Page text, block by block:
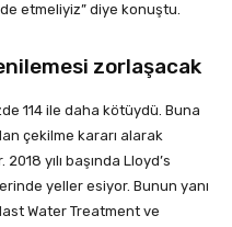
etmeliyiz” diye konuştu.
zorlaşacak
114 ile daha kötüydü. Buna
çekilme kararı alarak
yılı başında Lloyd’s
yeller esiyor. Bunun yanı
Water Treatment ve